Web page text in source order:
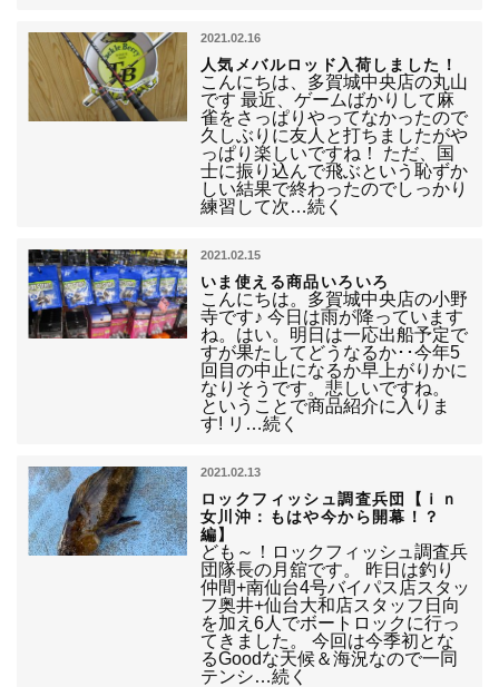
2021.02.16
人気メバルロッド入荷しました！
こんにちは、多賀城中央店の丸山
です 最近、ゲームばかりして麻
雀をさっぱりやってなかったので
久しぶりに友人と打ちましたがや
っぱり楽しいですね！ ただ、国
士に振り込んで飛ぶという恥ずか
しい結果で終わったのでしっかり
練習して次…続く
2021.02.15
いま使える商品いろいろ
こんにちは。多賀城中央店の小野
寺です♪ 今日は雨が降っています
ね。はい。明日は一応出船予定で
すが果たしてどうなるか･･今年5
回目の中止になるか早上がりかに
なりそうです。悲しいですね。
ということで商品紹介に入りま
す! リ…続く
2021.02.13
ロックフィッシュ調査兵団【ｉｎ
女川沖：もはや今から開幕！？
編】
ども～！ロックフィッシュ調査兵
団隊長の月舘です。 昨日は釣り
仲間+南仙台4号バイパス店スタッ
フ奥井+仙台大和店スタッフ日向
を加え6人でボートロックに行っ
てきました。 今回は今季初とな
るGoodな天候＆海況なので一同
テンシ…続く